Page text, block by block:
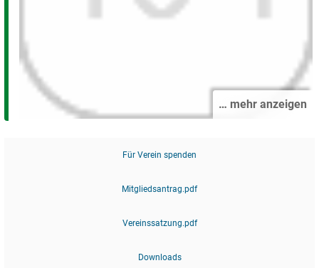
… mehr anzeigen
Für Verein spenden
Mitgliedsantrag.pdf
Vereinssatzung.pdf
Downloads